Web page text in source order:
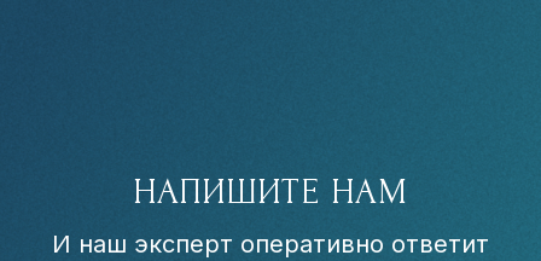
НАПИШИТЕ НАМ
И наш эксперт оперативно ответит